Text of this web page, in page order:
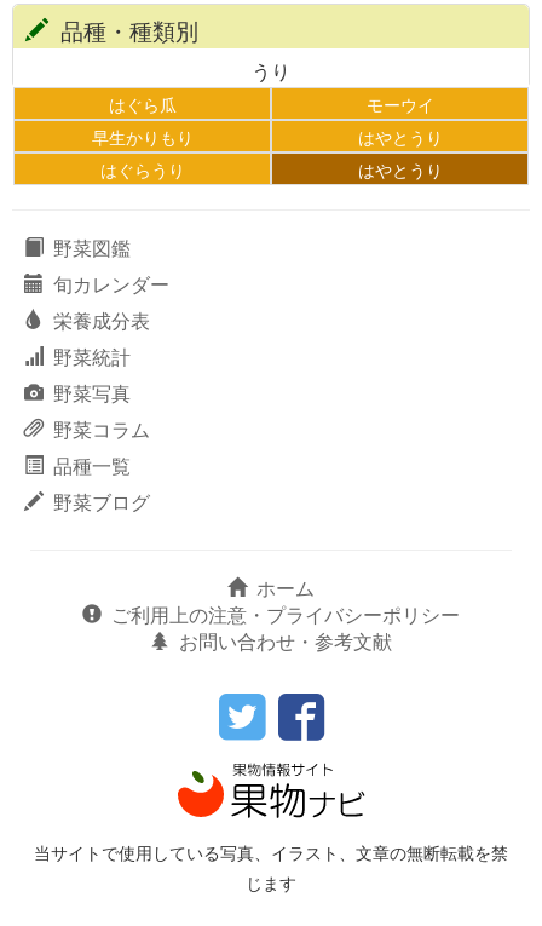
品種・種類別
うり
はぐら瓜
モーウイ
早生かりもり
はやとうり
はぐらうり
はやとうり
野菜図鑑
旬カレンダー
栄養成分表
野菜統計
野菜写真
野菜コラム
品種一覧
野菜ブログ
ホーム
ご利用上の注意・プライバシーポリシー
お問い合わせ・参考文献
当サイトで使用している写真、イラスト、文章の無断転載を禁
じます